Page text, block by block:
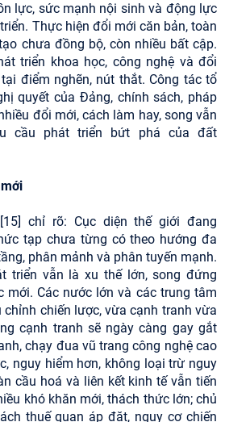
lực, sức mạnh nội sinh và động lực
Thực hiện đổi mới căn bản, toàn
chưa đồng bộ, còn nhiều bất cập.
triển khoa học, công nghệ và đổi
điểm nghẽn, nút thắt. Công tác tổ
quyết của Đảng, chính sách, pháp
đổi mới, cách làm hay, song vẫn
cầu phát triển bứt phá của đất
chỉ rõ: Cục diện thế giới đang
tạp chưa từng có theo hướng đa
phân mảnh và phân tuyến mạnh.
triển vẫn là xu thế lớn, song đứng
mới. Các nước lớn và các trung tâm
chiến lược, vừa cạnh tranh vừa
cạnh tranh sẽ ngày càng gay gắt
chạy đua vũ trang công nghệ cao
nguy hiểm hơn, không loại trừ nguy
cầu hoá và liên kết kinh tế vẫn tiến
khó khăn mới, thách thức lớn; chủ
thuế quan áp đặt, nguy cơ chiến